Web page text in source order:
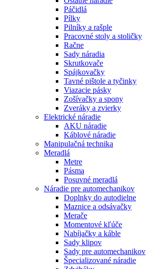
Páčidlá
Pílky
Pilníky a rašple
Pracovné stoly a stoličky
Račne
Sady náradia
Skrutkovače
Spájkovačky
Tavné pištole a tyčinky
Viazacie pásky
Zošívačky a spony
Zveráky a zvierky
Elektrické náradie
AKU náradie
Káblové náradie
Manipulačná technika
Meradlá
Metre
Pásma
Posuvné meradlá
Náradie pre automechanikov
Doplnky do autodielne
Maznice a odsávačky
Merače
Momentové kľúče
Nabíjačky a káble
Sady klipov
Sady pre automechanikov
Špecializované náradie